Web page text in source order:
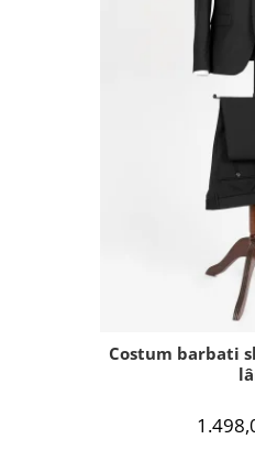
Costum barbati